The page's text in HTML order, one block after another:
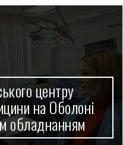
центру
на Оболоні
обладнанням